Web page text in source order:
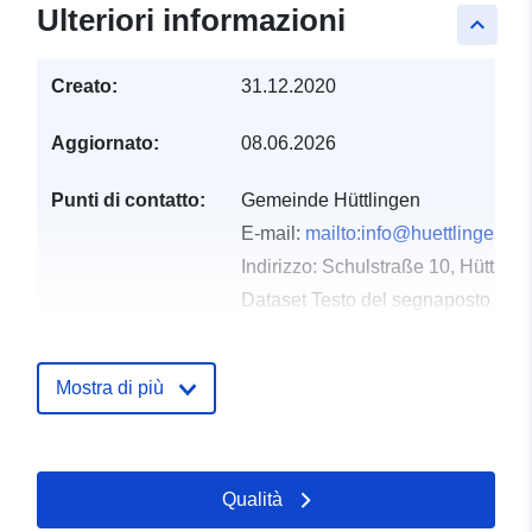
keyboard_arrow_up
Ulteriori informazioni
Creato: 31.12.2020
Aggiornato: 08.06.2026
Punti di contatto:
Gemeinde Hüttlingen
E-mail: mailto:info@huettlingen.de
Indirizzo: Schulstraße 10,
Dataset Testo del segnaposto
Registro del
catalogo:
Mostra di più
Qualità